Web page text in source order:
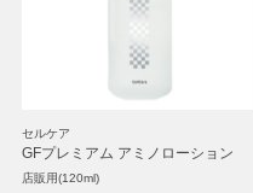
セルケア
GFプレミアム アミノローション
店販用(120ml)